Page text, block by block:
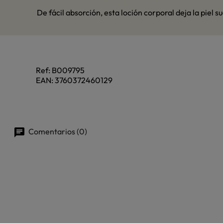
De fácil absorción, esta loción corporal deja la piel
Ref: B009795
EAN: 3760372460129
Comentarios (0)